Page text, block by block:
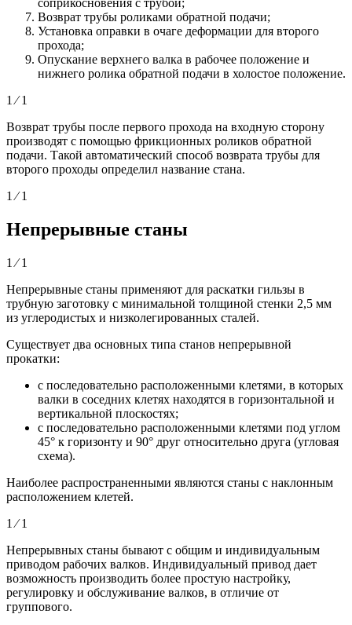
соприкосновения с трубой;
Возврат трубы роликами обратной подачи;
Установка оправки в очаге деформации для второго
прохода;
Опускание верхнего валка в рабочее положение и
нижнего ролика обратной подачи в холостое положение.
1 ⁄ 1
Возврат трубы после первого прохода на входную сторону
производят с помощью фрикционных роликов обратной
подачи. Такой автоматический способ возврата трубы для
второго проходы определил название стана.
1 ⁄ 1
Непрерывные станы
1 ⁄ 1
Непрерывные станы применяют для раскатки гильзы в
трубную заготовку с минимальной толщиной стенки 2,5 мм
из углеродистых и низколегированных сталей.
Существует два основных типа станов непрерывной
прокатки:
с последовательно расположенными клетями, в которых
валки в соседних клетях находятся в горизонтальной и
вертикальной плоскостях;
с последовательно расположенными клетями под углом
45° к горизонту и 90° друг относительно друга (угловая
схема).
Наиболее распространенными являются станы с наклонным
расположением клетей.
1 ⁄ 1
Непрерывных станы бывают с общим и индивидуальным
приводом рабочих валков. Индивидуальный привод дает
возможность производить более простую настройку,
регулировку и обслуживание валков, в отличие от
группового.